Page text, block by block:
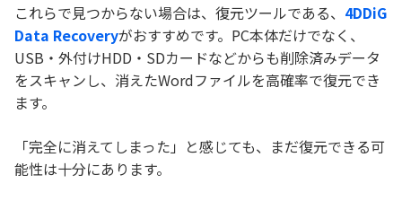
これらで見つからない場合は、復元ツールである、 4DDiG
Data Recoveryがおすすめです。PC本体だけでなく、
USB・外付けHDD・SDカードなどからも削除済みデータ
をスキャンし、消えたWordファイルを高確率で復元でき
ます。
「完全に消えてしまった」と感じても、まだ復元できる可
能性は十分にあります。